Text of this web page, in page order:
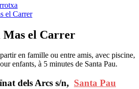
el Carrer
el Carrer
en famille ou entre amis, avec piscine,
enfants, à 5 minutes de Santa Pau.
dels Arcs s/n, Santa Pau